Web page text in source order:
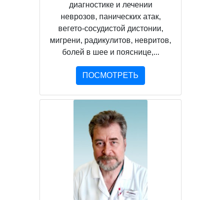
диагностике и лечении
неврозов, панических атак,
вегето-сосудистой дистонии,
мигрени, радикулитов, невритов,
болей в шее и пояснице,...
ПОСМОТРЕТЬ